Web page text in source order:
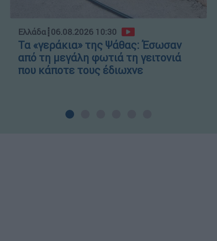
Ελλάδα┋06.08.2026 10:30
Τα «γεράκια» της Ψάθας: Έσωσαν
από τη μεγάλη φωτιά τη γειτονιά
που κάποτε τους έδιωχνε